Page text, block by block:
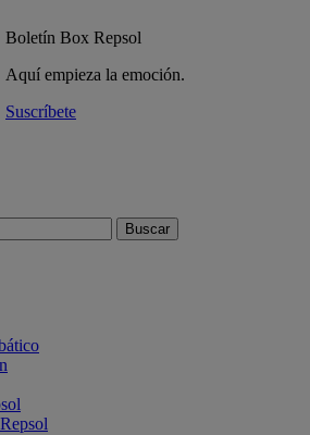
Boletín Box Repsol
Aquí empieza la emoción.
Suscríbete